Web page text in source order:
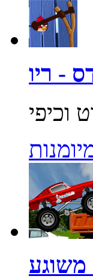
- ריו
משוגע